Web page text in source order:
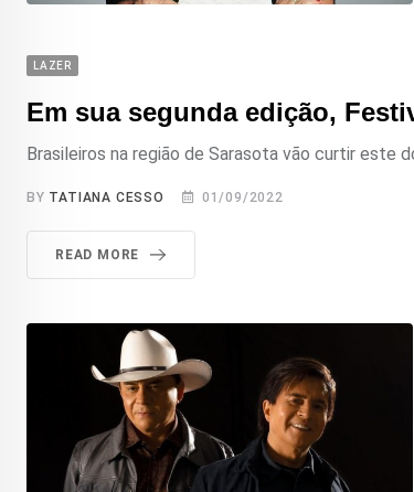
LAZER
Em sua segunda edição,
Brasileiros na região de Sarasota vão curtir este
BY TATIANA CESSO 01/09/2022
READ MORE